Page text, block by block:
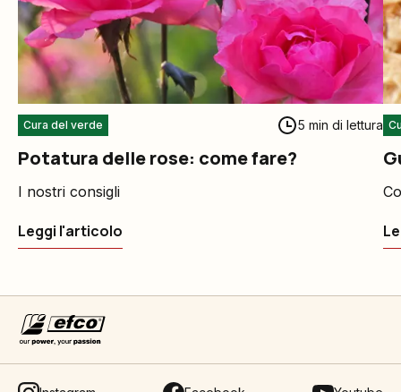
Cura del verde 5 min di lettura
Potatura delle rose: come fare?
I nostri consigli
Leggi l'articolo